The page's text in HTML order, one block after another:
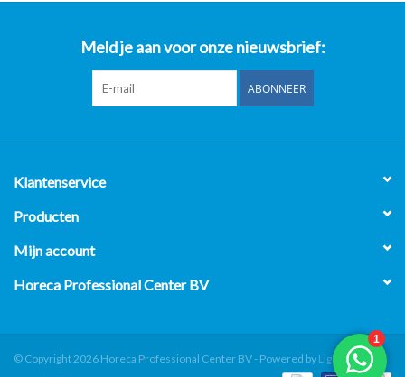
Meld je aan voor onze nieuwsbrief:
ABONNEER
Klantenservice
Producten
Mijn account
Horeca Professional Center BV
© Copyright 2026 Horeca Professional Center BV - Powered by Lightspeed